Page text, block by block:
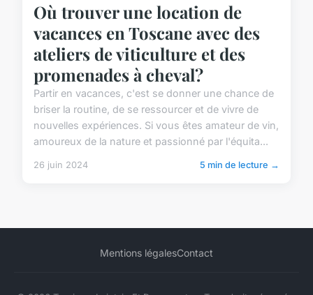
Où trouver une location de
vacances en Toscane avec des
ateliers de viticulture et des
promenades à cheval?
Partir en vacances, c'est se donner une chance de
briser la routine, de se ressourcer et de vivre de
nouvelles expériences. Si vous êtes amateur de vin,
amoureux de la nature et passionné par l'équita...
26 juin 2024 5 min de lecture →
Mentions légalesContact